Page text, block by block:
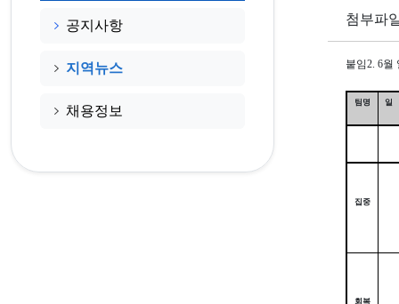
공지사항
지역뉴스
채용정보
첨부파
붙임2. 6
팀명 일
집중
회복